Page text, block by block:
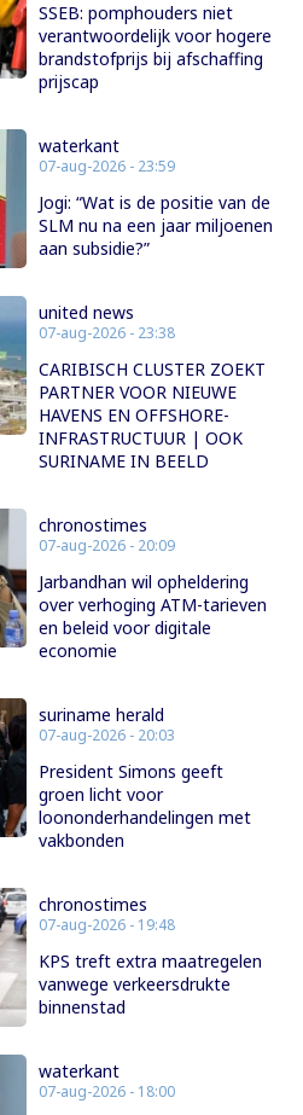
SSEB: pomphouders niet
verantwoordelijk voor hogere
brandstofprijs bij afschaffing
prijscap
waterkant
07-aug-2026 - 23:59
Jogi: “Wat is de positie van de
SLM nu na een jaar miljoenen
aan subsidie?”
united news
07-aug-2026 - 23:38
CARIBISCH CLUSTER ZOEKT
PARTNER VOOR NIEUWE
HAVENS EN OFFSHORE-
INFRASTRUCTUUR | OOK
SURINAME IN BEELD
chronostimes
07-aug-2026 - 20:09
Jarbandhan wil opheldering
over verhoging ATM-tarieven
en beleid voor digitale
economie
suriname herald
07-aug-2026 - 20:03
President Simons geeft
groen licht voor
loononderhandelingen met
vakbonden
chronostimes
07-aug-2026 - 19:48
KPS treft extra maatregelen
vanwege verkeersdrukte
binnenstad
waterkant
07-aug-2026 - 18:00